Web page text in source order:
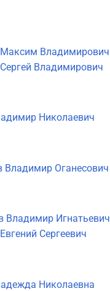
Владимирович
Владимирович
Николаевич
Владимир Оганесович
Владимир Игнатьевич
Сергеевич
Николаевна